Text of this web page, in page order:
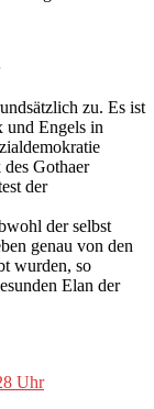
zu. Es ist
und Engels in
Gothaer
der
der selbst
genau von den
wurden, so
Elan der
Uhr